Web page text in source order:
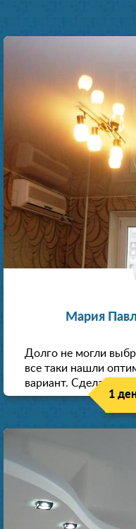
Мария
Долго не могли
все таки нашли
вариант. Сделали
1